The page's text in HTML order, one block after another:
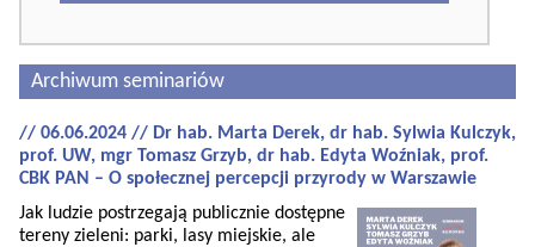
Archiwum seminariów
// 06.06.2024 // Dr hab. Marta Derek, dr hab. Sylwia Kulczyk,
prof. UW, mgr Tomasz Grzyb, dr hab. Edyta Woźniak, prof.
CBK PAN – O społecznej percepcji przyrody w Warszawie
Jak ludzie postrzegają publicznie dostępne
tereny zieleni: parki, lasy miejskie, ale